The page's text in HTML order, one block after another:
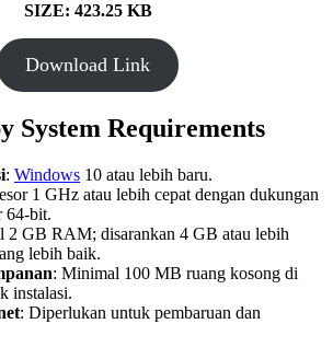
SIZE: 423.25 KB
Download Link
System Requirements
: Windows 10 atau lebih baru.
1 GHz atau lebih cepat dengan dukungan
64-bit.
2 GB RAM; disarankan 4 GB atau lebih
lebih baik.
: Minimal 100 MB ruang kosong di
instalasi.
: Diperlukan untuk pembaruan dan